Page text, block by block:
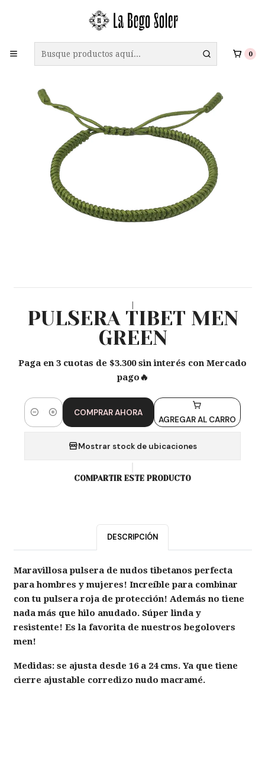
0
ENVÍO GRATIS A TODO CHILE EN COMPRAS SOBRE $69.990
|
PULSERA TIBET MEN
GREEN
Paga en 3 cuotas de $3.300 sin interés con Mercado
pago🔥
Cantidad AGREGAR AL CARRO
COMPRAR AHORA
Mostrar stock de ubicaciones
COMPARTIR ESTE PRODUCTO
DESCRIPCIÓN
Maravillosa pulsera de nudos tibetanos perfecta
para hombres y mujeres! Increíble para combinar
con tu pulsera roja de protección! Además no tiene
nada más que hilo anudado. Súper linda y
resistente! Es la favorita de nuestros begolovers
men!
Medidas: se ajusta desde 16 a 24 cms. Ya que tiene
cierre ajustable corredizo nudo macramé.